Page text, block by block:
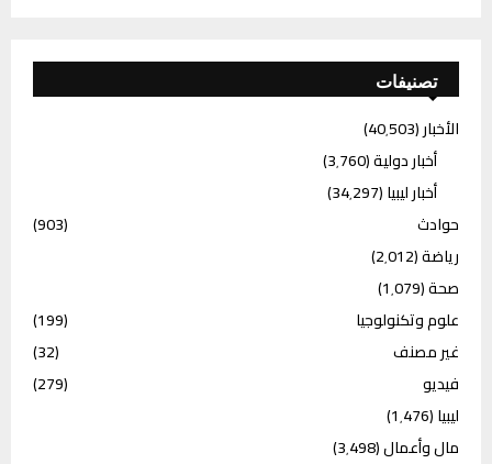
تصنيفات
الأخبار(40٬503)
أخبار دولية(3٬760)
أخبار ليبيا(34٬297)
حوادث
(903)
رياضة(2٬012)
صحة(1٬079)
علوم وتكنولوجيا
(199)
غير مصنف
(32)
فيديو
(279)
ليبيا(1٬476)
مال وأعمال(3٬498)